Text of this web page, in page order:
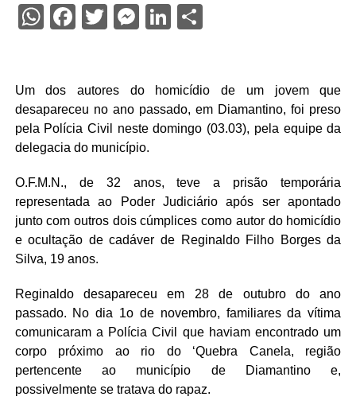
WhatsApp
Facebook
Twitter
Messenger
LinkedIn
Share
Um dos autores do homicídio de um jovem que
desapareceu no ano passado, em Diamantino, foi preso
pela Polícia Civil neste domingo (03.03), pela equipe da
delegacia do município.
O.F.M.N., de 32 anos, teve a prisão temporária
representada ao Poder Judiciário após ser apontado
junto com outros dois cúmplices como autor do homicídio
e ocultação de cadáver de Reginaldo Filho Borges da
Silva, 19 anos.
Reginaldo desapareceu em 28 de outubro do ano
passado. No dia 1o de novembro, familiares da vítima
comunicaram a Polícia Civil que haviam encontrado um
corpo próximo ao rio do ‘Quebra Canela, região
pertencente ao município de Diamantino e,
possivelmente se tratava do rapaz.